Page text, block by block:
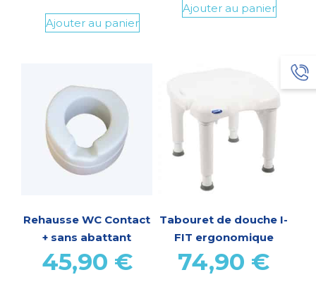
Ajouter au panier
Ajouter au panier
Rehausse WC Contact
+ sans abattant
45,90 €
Tabouret de douche I-
FIT ergonomique
74,90 €